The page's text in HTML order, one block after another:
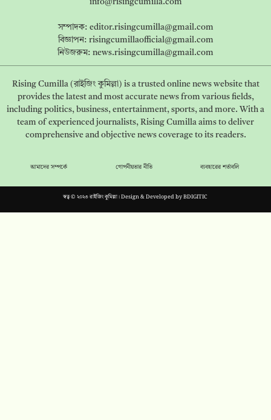
সম্পাদক: editor.risingcumilla@gmail.com
বিজ্ঞাপন: risingcumillaofficial@gmail.com
নিউজরুম: news.risingcumilla@gmail.com
Rising Cumilla (রাইজিং কুমিল্লা) is a trusted online news website that
provides the latest and most accurate news from various fields,
including politics, business, entertainment, sports, and more. With a
team of experienced journalists, Rising Cumilla aims to deliver
comprehensive and objective news coverage to its readers.
আমাদের সম্পর্কে গোপনীয়তার নীতি ব্যবহারের শর্তাবলি
স্বত্ব © ২০২৩ রাইজিং কুমিল্লা। Design & Developed byBDIGITIC